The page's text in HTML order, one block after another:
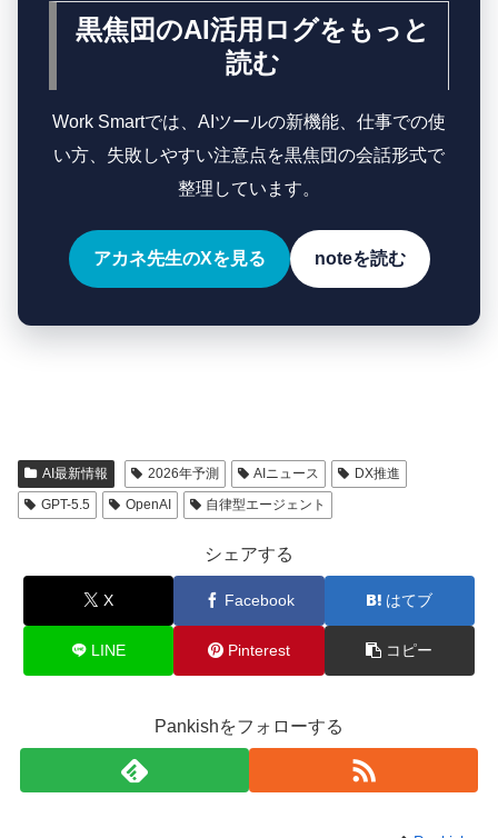
黒焦団のAI活用ログをもっと
読む
Work Smartでは、AIツールの新機能、仕事での使
い方、失敗しやすい注意点を黒焦団の会話形式で
整理しています。
アカネ先生のXを見る noteを読む
AI最新情報 2026年予測 AIニュース
DX推進
GPT-5.5
OpenAI 自律型エージェント
シェアする
X Facebook はてブ
LINE Pinterest コピー
Pankishをフォローする